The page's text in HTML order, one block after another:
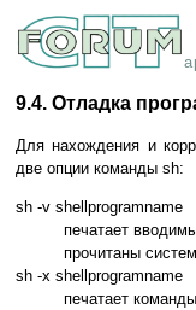
9.4. Отладка
Для нахождения и
две опции команды sh:
sh -v shellprogramname
печатает
прочитаны
sh -x shellprogramname
печатает